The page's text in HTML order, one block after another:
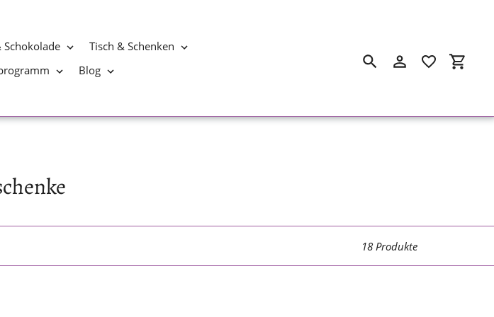
Schokolade
Tisch & Schenken
Blog SuchenEinloggen
18 Produkte